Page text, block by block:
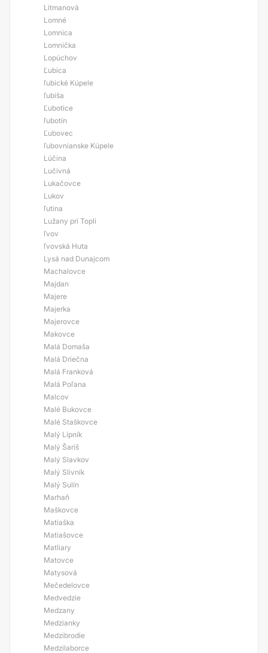
Litmanová
Lomné
Lomnica
Lomnička
Lopúchov
Ľubica
ľubické Kúpele
ľubiša
Ľubotice
ľubotín
Ľubovec
ľubovnianske Kúpele
Lúčina
Lučivná
Lukačovce
Lukov
ľutina
Lužany pri Topli
ľvov
ľvovská Huta
Lysá nad Dunajcom
Machalovce
Majdan
Majere
Majerka
Majerovce
Makovce
Malá Domaša
Malá Driečna
Malá Franková
Malá Poľana
Malcov
Malé Bukovce
Malé Staškovce
Malý Lipník
Malý Šariš
Malý Slavkov
Malý Slivník
Malý Sulín
Marhaň
Maškovce
Matiaška
Matiašovce
Matliary
Matovce
Matysová
Mečedelovce
Medvedzie
Medzany
Medzianky
Medzibrodie
Medzilaborce